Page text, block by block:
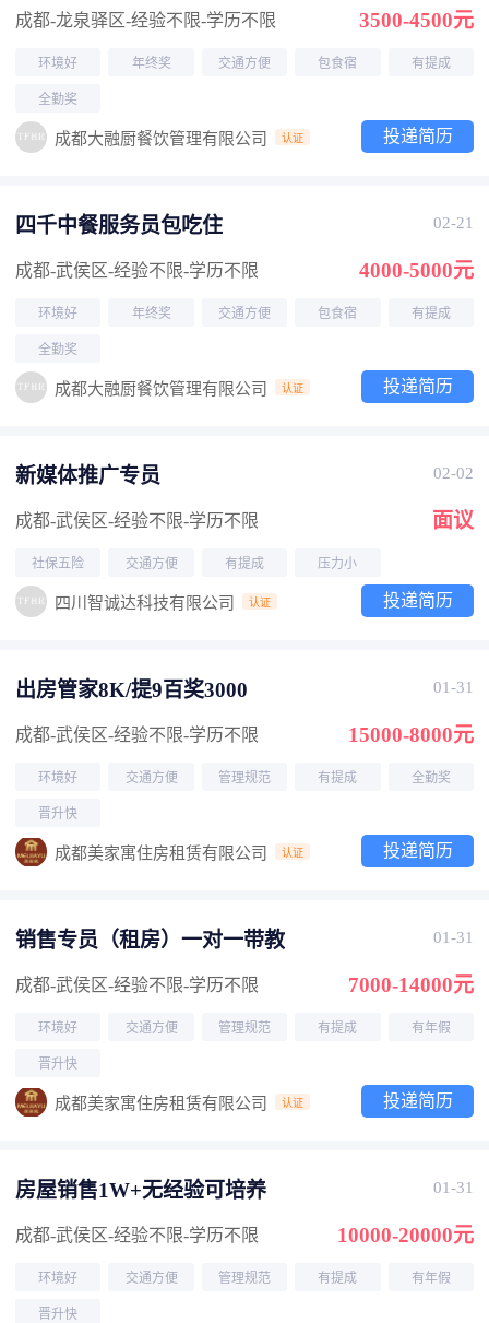
成都-龙泉驿区-经验不限-学历不限 3500-4500元
环境好 年终奖 交通方便 包食宿 有提成
全勤奖
成都大融厨餐饮管理有限公司 认证 投递简历
四千中餐服务员包吃住 02-21
成都-武侯区-经验不限-学历不限 4000-5000元
环境好 年终奖 交通方便 包食宿 有提成
全勤奖
成都大融厨餐饮管理有限公司 认证 投递简历
新媒体推广专员 02-02
成都-武侯区-经验不限-学历不限 面议
社保五险 交通方便 有提成 压力小
四川智诚达科技有限公司 认证 投递简历
出房管家8K/提9百奖3000 01-31
成都-武侯区-经验不限-学历不限 15000-8000元
环境好 交通方便 管理规范 有提成 全勤奖
晋升快
成都美家寓住房租赁有限公司 认证 投递简历
销售专员（租房）一对一带教 01-31
成都-武侯区-经验不限-学历不限 7000-14000元
环境好 交通方便 管理规范 有提成 有年假
晋升快
成都美家寓住房租赁有限公司 认证 投递简历
房屋销售1W+无经验可培养 01-31
成都-武侯区-经验不限-学历不限 10000-20000元
环境好 交通方便 管理规范 有提成 有年假
晋升快